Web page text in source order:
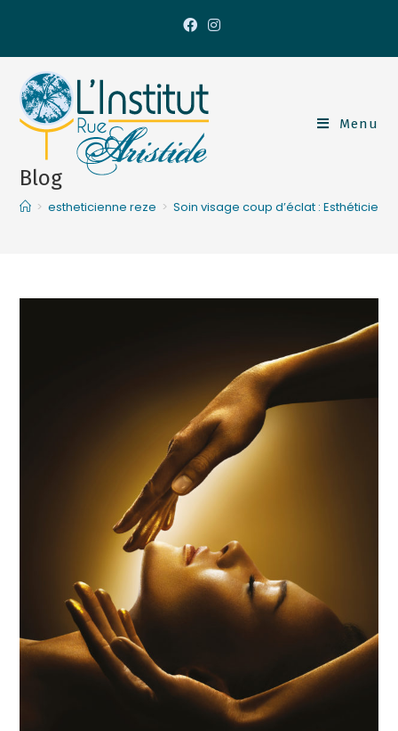
Menu
Blog
> estheticienne reze > Soin visage coup d’éclat :